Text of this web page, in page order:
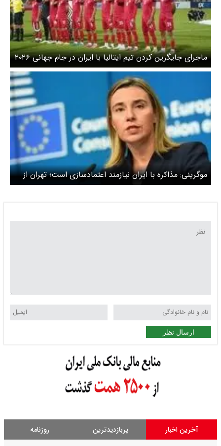
ماجرای جایگزین کردن تیم ایتالیا با ایران در جام جهانی ۲۰۲۶
چیست؟
موگرینی: مذاکره با ایران نیازمند اعتمادسازی است؛ تهران از
منافع برجام بهره‌مند نشد
ارسال نظر
آخرین اخبار پربازدیدترین روزنامه